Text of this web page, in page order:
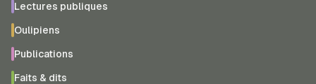
Lectures publiques
Oulipiens
Publications
Faits & dits